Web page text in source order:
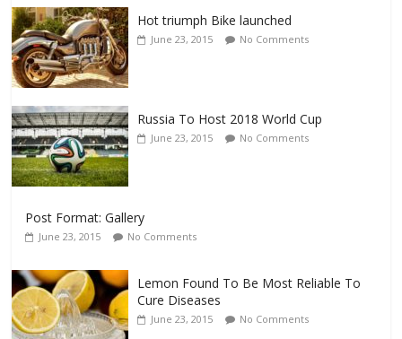
Hot triumph Bike launched
June 23, 2015 No Comments
Russia To Host 2018 World Cup
June 23, 2015 No Comments
Post Format: Gallery
June 23, 2015 No Comments
Lemon Found To Be Most Reliable To
Cure Diseases
June 23, 2015 No Comments